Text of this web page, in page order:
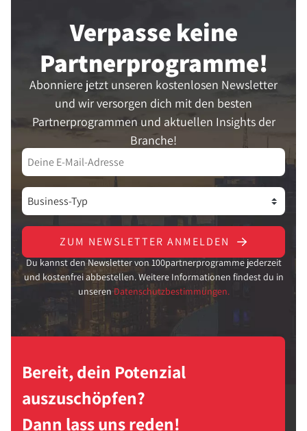
Verpasse keine
Partner­programme!
Abonniere jetzt unseren kostenlosen Newsletter
und wir versorgen dich mit den besten
Partnerprogrammen und aktuellen Insights der
Branche!
ZUM NEWSLETTER ANMELDEN
Du kannst den Newsletter von 100partnerprogramme jederzeit
und kostenfrei abbestellen. Weitere Informationen findest du in
unseren Datenschutzbestimmungen.
Bereit, dein Potenzial
auszuschöpfen?
Dann lass uns reden!